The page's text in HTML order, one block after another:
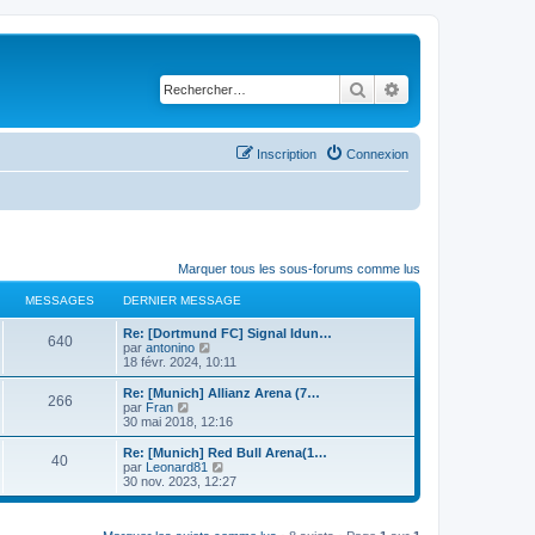
Rechercher
Connexion
Inscription
Marquer tous les sous-forums comme lus
MESSAGES DERNIER MESSAGE
640
Re: [Dortmund FC] Signal Idun…
par antonino
o
n
s
l
e
r
l
e
d
r
18 févr. 2024, 10:11
266
Re: [Munich] Allianz Arena (7…
par Fran
o
n
s
u
l
e
30 mai 2018, 12:16
40
Re: [Munich] Red Bull Arena(1…
par Leonard81
o
n
30 nov. 2023, 12:27